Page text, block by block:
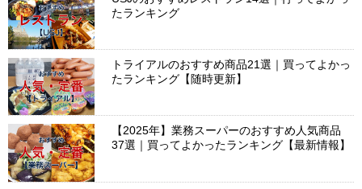
たランキング
トライアルのおすすめ商品21選｜買ってよかっ
たランキング【随時更新】
【2025年】業務スーパーのおすすめ人気商品
37選｜買ってよかったランキング【最新情報】